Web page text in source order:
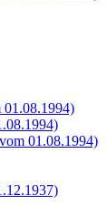
01.08.1994)